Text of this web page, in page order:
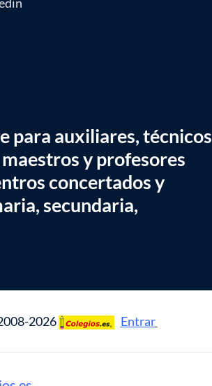
para auxiliares, técnicos
y profesores
concertados y
secundaria,
2026 Entrar